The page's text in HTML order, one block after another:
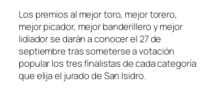
Los premios al mejor toro, mejor torero,
mejor picador, mejor banderillero y mejor
lidiador se darán a conocer el 27 de
septiembre tras someterse a votación
popular los tres finalistas de cada categoría
que elija el jurado de San Isidro.